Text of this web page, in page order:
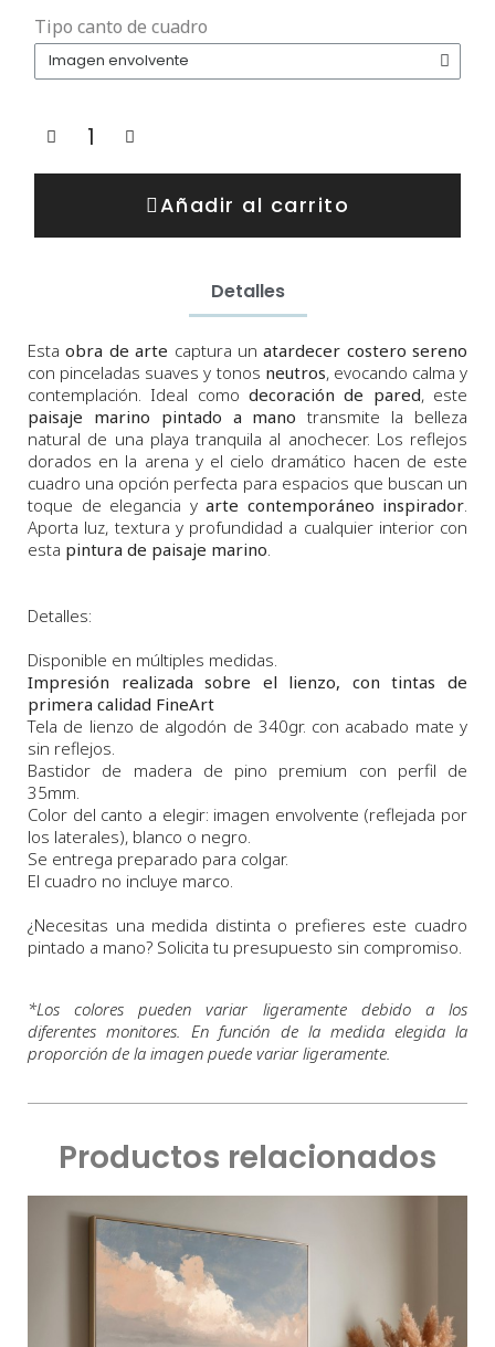
Tipo canto de cuadro
Añadir al carrito
Detalles
Estaobra de arte captura unatardecer costero sereno
con pinceladas suaves y tonos neutros, evocando calma y
contemplación. Ideal como decoración de pared, este
paisaje marino pintado a mano transmite la belleza
natural de una playa tranquila al anochecer. Los reflejos
dorados en la arena y el cielo dramático hacen de este
cuadro una opción perfecta para espacios que buscan un
toque de elegancia y arte contemporáneo inspirador
Aporta luz, textura y profundidad a cualquier interior con
esta pintura de paisaje marino
Detalles:
Disponible en múltiples medidas.
Impresión realizada sobre el lienzo, con tintas de
primera calidad FineArt
Tela de lienzo de algodón de 340gr. con acabado mate y
sin reflejos.
Bastidor de madera de pino premium con perfil de
35mm.
Color del canto a elegir: imagen envolvente (reflejada por
los laterales), blanco o negro.
Se entrega preparado para colgar.
El cuadro no incluye marco.
¿Necesitas una medida distinta o prefieres este cuadro
pintado a mano? Solicita tu presupuesto sin compromiso.
*Los colores pueden variar ligeramente debido a los
diferentes monitores. En función de la medida elegida la
proporción de la imagen puede variar ligeramente.
Productos relacionados